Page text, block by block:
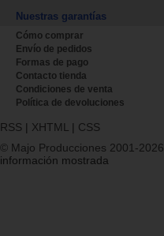
Nuestras garantías
Cómo comprar
Envío de pedidos
Formas de pago
Contacto tienda
Condiciones de venta
Política de devoluciones
RSS | XHTML | CSS
© Majo Producciones 2001-2026
información mostrada